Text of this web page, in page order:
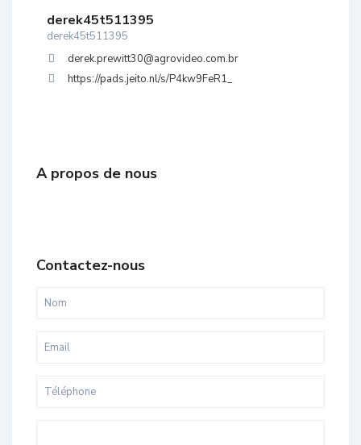
derek45t511395
derek45t511395
derek.prewitt30@agrovideo.com.br
https://pads.jeito.nl/s/P4kw9FeR1_
A propos de nous
Contactez-nous